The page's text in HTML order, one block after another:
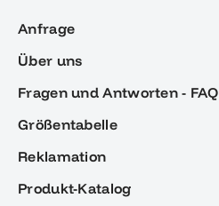
Anfrage
Über uns
Fragen und Antworten - FAQ
Größentabelle
Reklamation
Produkt-Katalog